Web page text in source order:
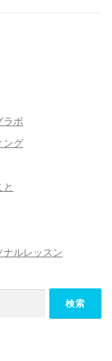
ラボ
ング
ナルレッスン